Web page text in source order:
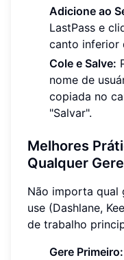
Adicione ao
LastPass e
canto inferior
Cole e Salve:
nome de
copiada no
"Salvar".
Melhores
Qualquer
Não importa qual
use (Dashlane,
de trabalho
Gere Primeiro: